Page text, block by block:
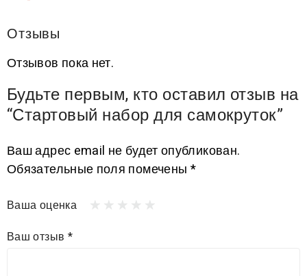
Отзывы
Отзывов пока нет.
Будьте первым, кто оставил отзыв на
“Стартовый набор для самокруток”
Ваш адрес email не будет опубликован.
Обязательные поля помечены *
Ваша оценка
Ваш отзыв *